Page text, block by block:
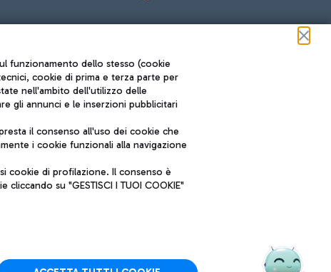
Roma FCO
L'aeroporto stellato
SOSTENIBILITÀ INNOVAZIONE
funzionamento dello stesso (cookie
cookie di prima e terza parte per
nell'ambito dell'utilizzo delle
gli annunci e le inserzioni pubblicitari
il consenso all'uso dei cookie che
i cookie funzionali alla navigazione
cookie di profilazione. Il consenso è
su "GESTISCI I TUOI COOKIE"